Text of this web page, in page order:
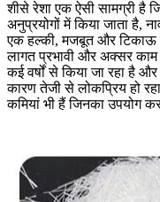
शीसे रेशा एक ऐसी सामग्री है
अनुप्रयोगों में किया जाता है,
एक हल्की, मजबूत और टिकाऊ
लागत प्रभावी और अक्सर
कई वर्षों से किया जा रहा है
कारण तेजी से लोकप्रिय हो
कमियां भी हैं जिनका उपयोग